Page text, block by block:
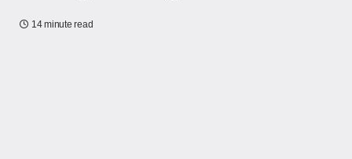
14 minute read